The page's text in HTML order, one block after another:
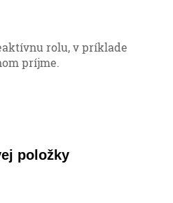
rolu, v príklade
príjme.
položky